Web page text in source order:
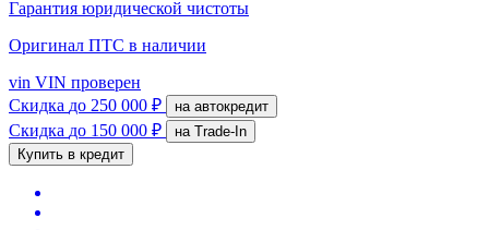
Гарантия юридической чистоты
Оригинал ПТС в наличии
vin VIN проверен
Скидка до 250 000 ₽ на автокредит
Скидка до 150 000 ₽
на Trade-In
Купить в кредит